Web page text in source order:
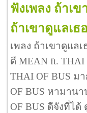
ฟังเพลง ถ้าเ
ถ้าเขาดูแลเธ
เพลง ถ้าเขาดูแล
ดี MEAN ft. THAI
THAI OF BUS ม
OF BUS หามาน
OF BUS ดีจังที่ได้